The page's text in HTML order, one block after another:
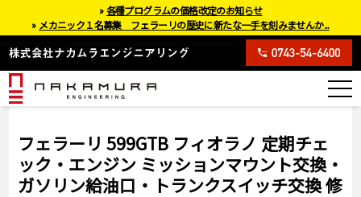
フェラーリ 599GTB フィオラノ 定期チェ
ック・エンジン ミッションマウント交換・
ガソリン給油口・トランクスイッチ交換 修
»各種プログラムの価格改定のお知らせ
» メカニック１名募集 フェラーリの歴史に新たな一手を刻みませんか...